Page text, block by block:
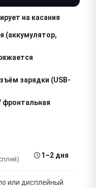
на касания
(аккумулятор,
зарядки (USB-
фронтальная
1–2 дня
или дисплейный